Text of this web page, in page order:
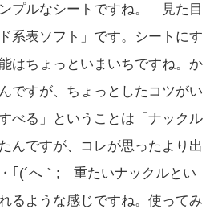
プルなシートですね。 見た目
系表ソフト」です。シートにす
はちょっといまいちですね。か
ですが、ちょっとしたコツがい
べる」ということは「ナックル
んですが、コレが思ったより出
｢(´へ｀; 重たいナックルとい
るような感じですね。使ってみ